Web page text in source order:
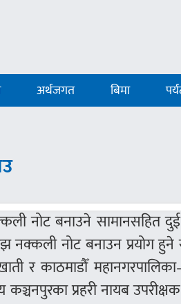
अर्थजगत बिमा
नोट बनाउने सामानसहित
नक्कली नोट बनाउन प्रयोग
र काठमाडौँ
कञ्चनपुरका प्रहरी नायब